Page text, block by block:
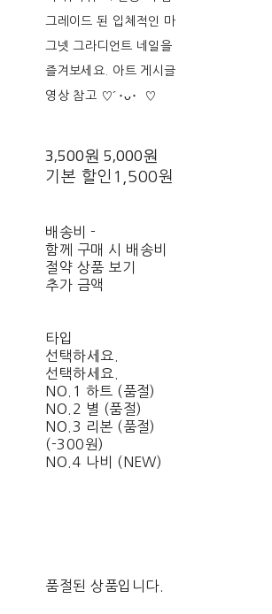
그레이드 된 입체적인 마
그넷 그라디언트 네일을
즐겨보세요. 아트 게시글
영상 참고 ♡´･ᴗ･`♡
3,500원5,000원
기본 할인 1,500원
배송비 -
함께 구매 시 배송비
절약 상품 보기
추가 금액
타입
선택하세요.
선택하세요.
NO.1 하트 (품절)
NO.2 별 (품절)
NO.3 리본 (품절)
(-300원)
NO.4 나비 (NEW)
품절된 상품입니다.